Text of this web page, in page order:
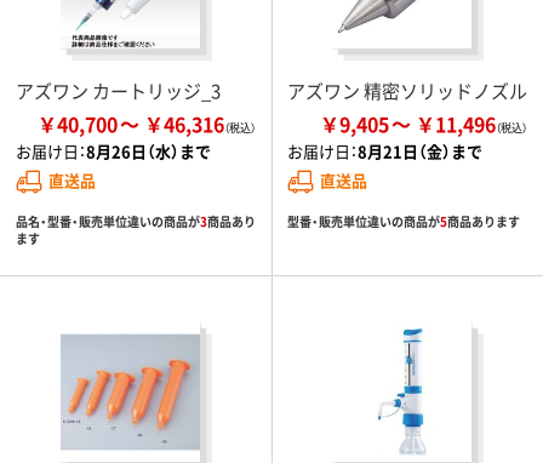
アズワン カートリッジ_3
￥40,700 ￥46,316
お届け日：8月26日（水）まで
直送品
品名・型番・販売単位違いの商品が3商品あり
ます
アズワン 精密ソリッドノズル
￥9,405 ￥11,496
お届け日：8月21日（金）まで
直送品
型番・販売単位違いの商品が5商品あります